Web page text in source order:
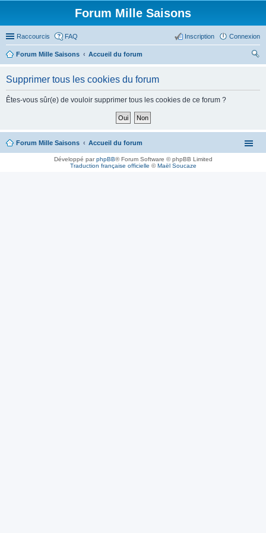
Forum Mille Saisons
Raccourcis FAQ Connexion
Inscription
Forum Mille Saisons
Accueil du forum
Supprimer tous les cookies du forum
Êtes-vous sûr(e) de vouloir supprimer tous les cookies de ce forum ?
Forum Mille Saisons Accueil du forum
Développé parphpBB® Forum Software © phpBB Limited
Traduction française officielle ©Maël Soucaze